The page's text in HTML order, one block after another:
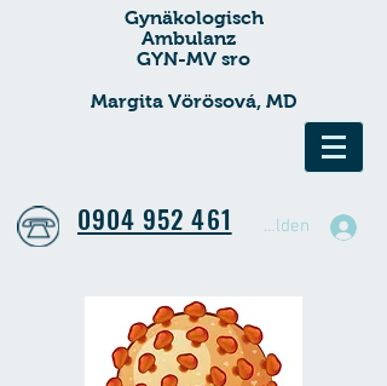
Gynäkologisch
Ambulanz
GYN-MV sro
Margita Vörösová, MD
0904 952 461 Anmelden